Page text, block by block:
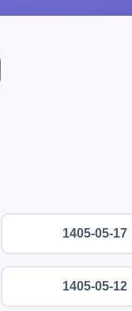
1405-05-17
1405-05-12